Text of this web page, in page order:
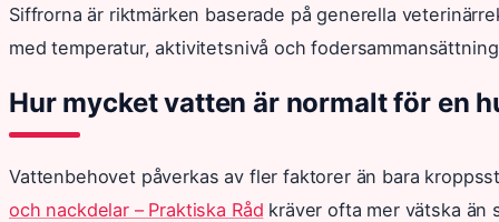
Siffrorna är riktmärken baserade på generella
med temperatur, aktivitetsnivå och
Hur mycket vatten är normalt för en
Vattenbehovet påverkas av fler faktorer än bara
och nackdelar – Praktiska Råd kräver ofta mer vätska än